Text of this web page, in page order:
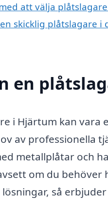
att välja
skicklig plåtslagare
en
i Hjärtum kan
av professionella
metallplåtar och
om du
så